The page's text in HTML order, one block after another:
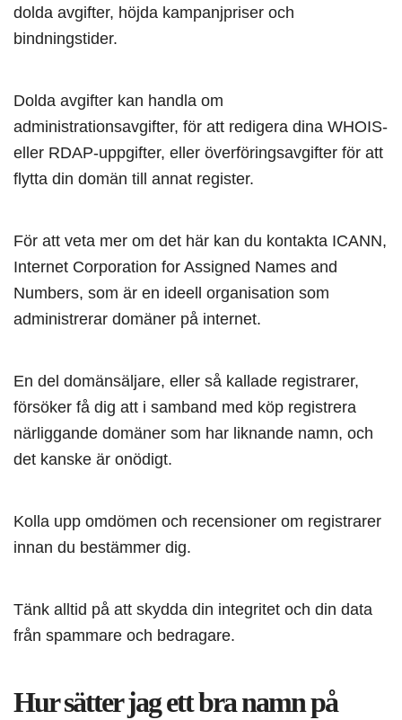
dolda avgifter, höjda kampanjpriser och
bindningstider.
Dolda avgifter kan handla om
administrationsavgifter, för att redigera dina WHOIS-
eller RDAP-uppgifter, eller överföringsavgifter för att
flytta din domän till annat register.
För att veta mer om det här kan du kontakta ICANN,
Internet Corporation for Assigned Names and
Numbers, som är en ideell organisation som
administrerar domäner på internet.
En del domänsäljare, eller så kallade registrarer,
försöker få dig att i samband med köp registrera
närliggande domäner som har liknande namn, och
det kanske är onödigt.
Kolla upp omdömen och recensioner om registrarer
innan du bestämmer dig.
Tänk alltid på att skydda din integritet och din data
från spammare och bedragare.
Hur sätter jag ett bra namn på